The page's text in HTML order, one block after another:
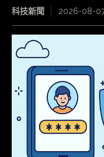
科技新聞 2026-08-